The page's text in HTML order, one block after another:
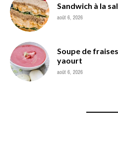
Sandwich à la
août 6, 2026
Soupe de
yaourt
août 6, 2026